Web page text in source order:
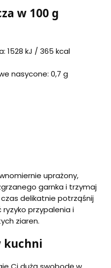
w 100 g
1528 kJ / 365 kcal
nasycone: 0,7 g
uprażony,
garnka i trzymaj
delikatnie potrząśnij
przypalenia i
ziaren.
kuchni